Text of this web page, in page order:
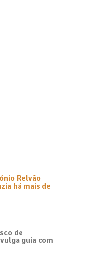
Relvão
há mais de
de
guia com